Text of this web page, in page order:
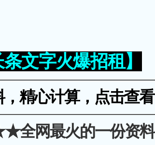
条文字火爆招租】
精心计算，点击查看
全网最火的一份资料